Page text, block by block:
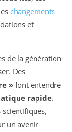
changements
et
de la génération
Des
» font entendre
rapide.
scientifiques,
un avenir